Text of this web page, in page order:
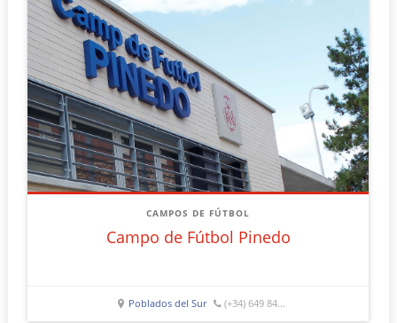
CAMPOS DE FÚTBOL
Campo de Fútbol Pinedo
Poblados del Sur (+34) 649 84...